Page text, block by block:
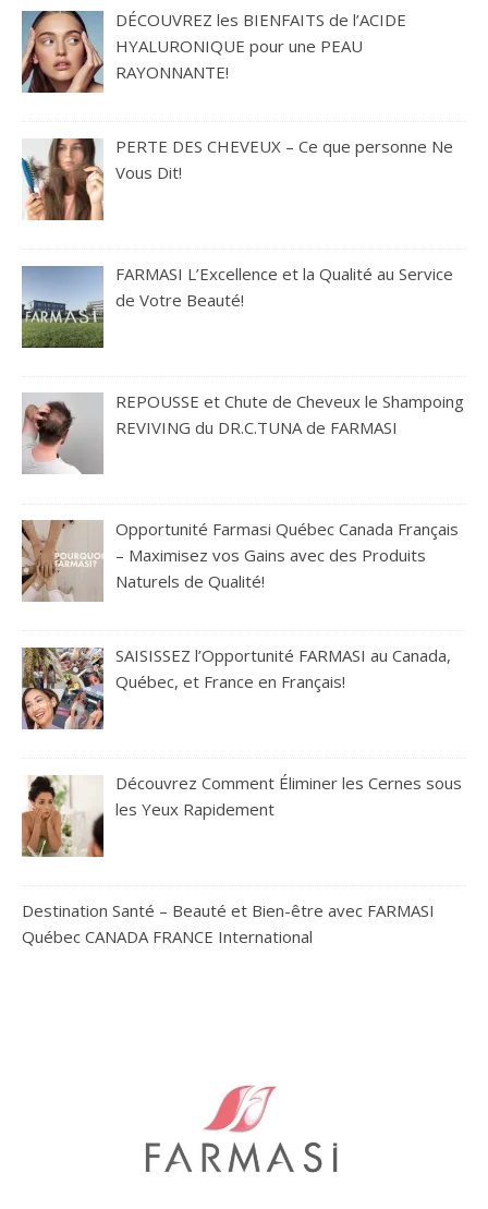
DÉCOUVREZ les BIENFAITS de l’ACIDE
HYALURONIQUE pour une PEAU
RAYONNANTE!
PERTE DES CHEVEUX – Ce que personne Ne
Vous Dit!
FARMASI L’Excellence et la Qualité au Service
de Votre Beauté!
REPOUSSE et Chute de Cheveux le Shampoing
REVIVING du DR.C.TUNA de FARMASI
Opportunité Farmasi Québec Canada Français
– Maximisez vos Gains avec des Produits
Naturels de Qualité!
SAISISSEZ l’Opportunité FARMASI au Canada,
Québec, et France en Français!
Découvrez Comment Éliminer les Cernes sous
les Yeux Rapidement
Destination Santé – Beauté et Bien-être avec FARMASI
Québec CANADA FRANCE International